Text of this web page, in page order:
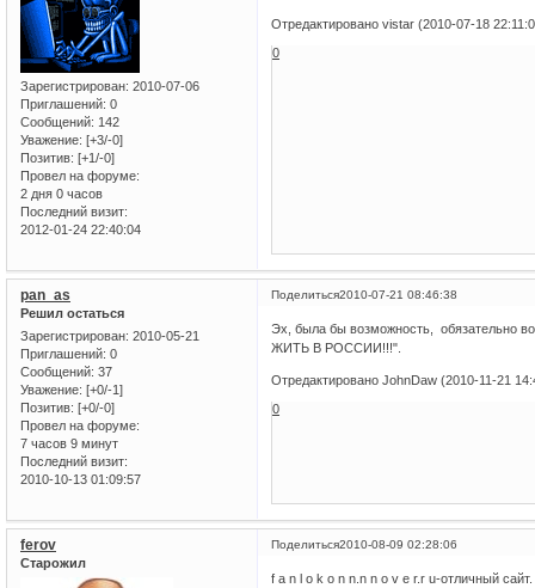
Зарегистрирован: 2010-07-06
Приглашений: 0
Сообщений: 142
Уважение: [+3/-0]
Позитив: [+1/-0]
Провел на форуме:
2 дня 0 часов
Последний визит:
2012-01-24 22:40:04
Отредактировано vistar (2010-07-18
0
Поделиться2010-07-21 08:46:38
pan_as
Решил остаться
Зарегистрирован: 2010-05-21
Приглашений: 0
Сообщений: 37
Уважение: [+0/-1]
Позитив: [+0/-0]
Провел на форуме:
7 часов 9 минут
Последний визит:
2010-10-13 01:09:57
Эх, была бы возможность, обязательно
ЖИТЬ В РОССИИ!!!".
Отредактировано JohnDaw (2010-11-21
0
Поделиться2010-08-09 02:28:06
ferov
Старожил
f a n l o k o n n.n n o v e r.r u-отличный